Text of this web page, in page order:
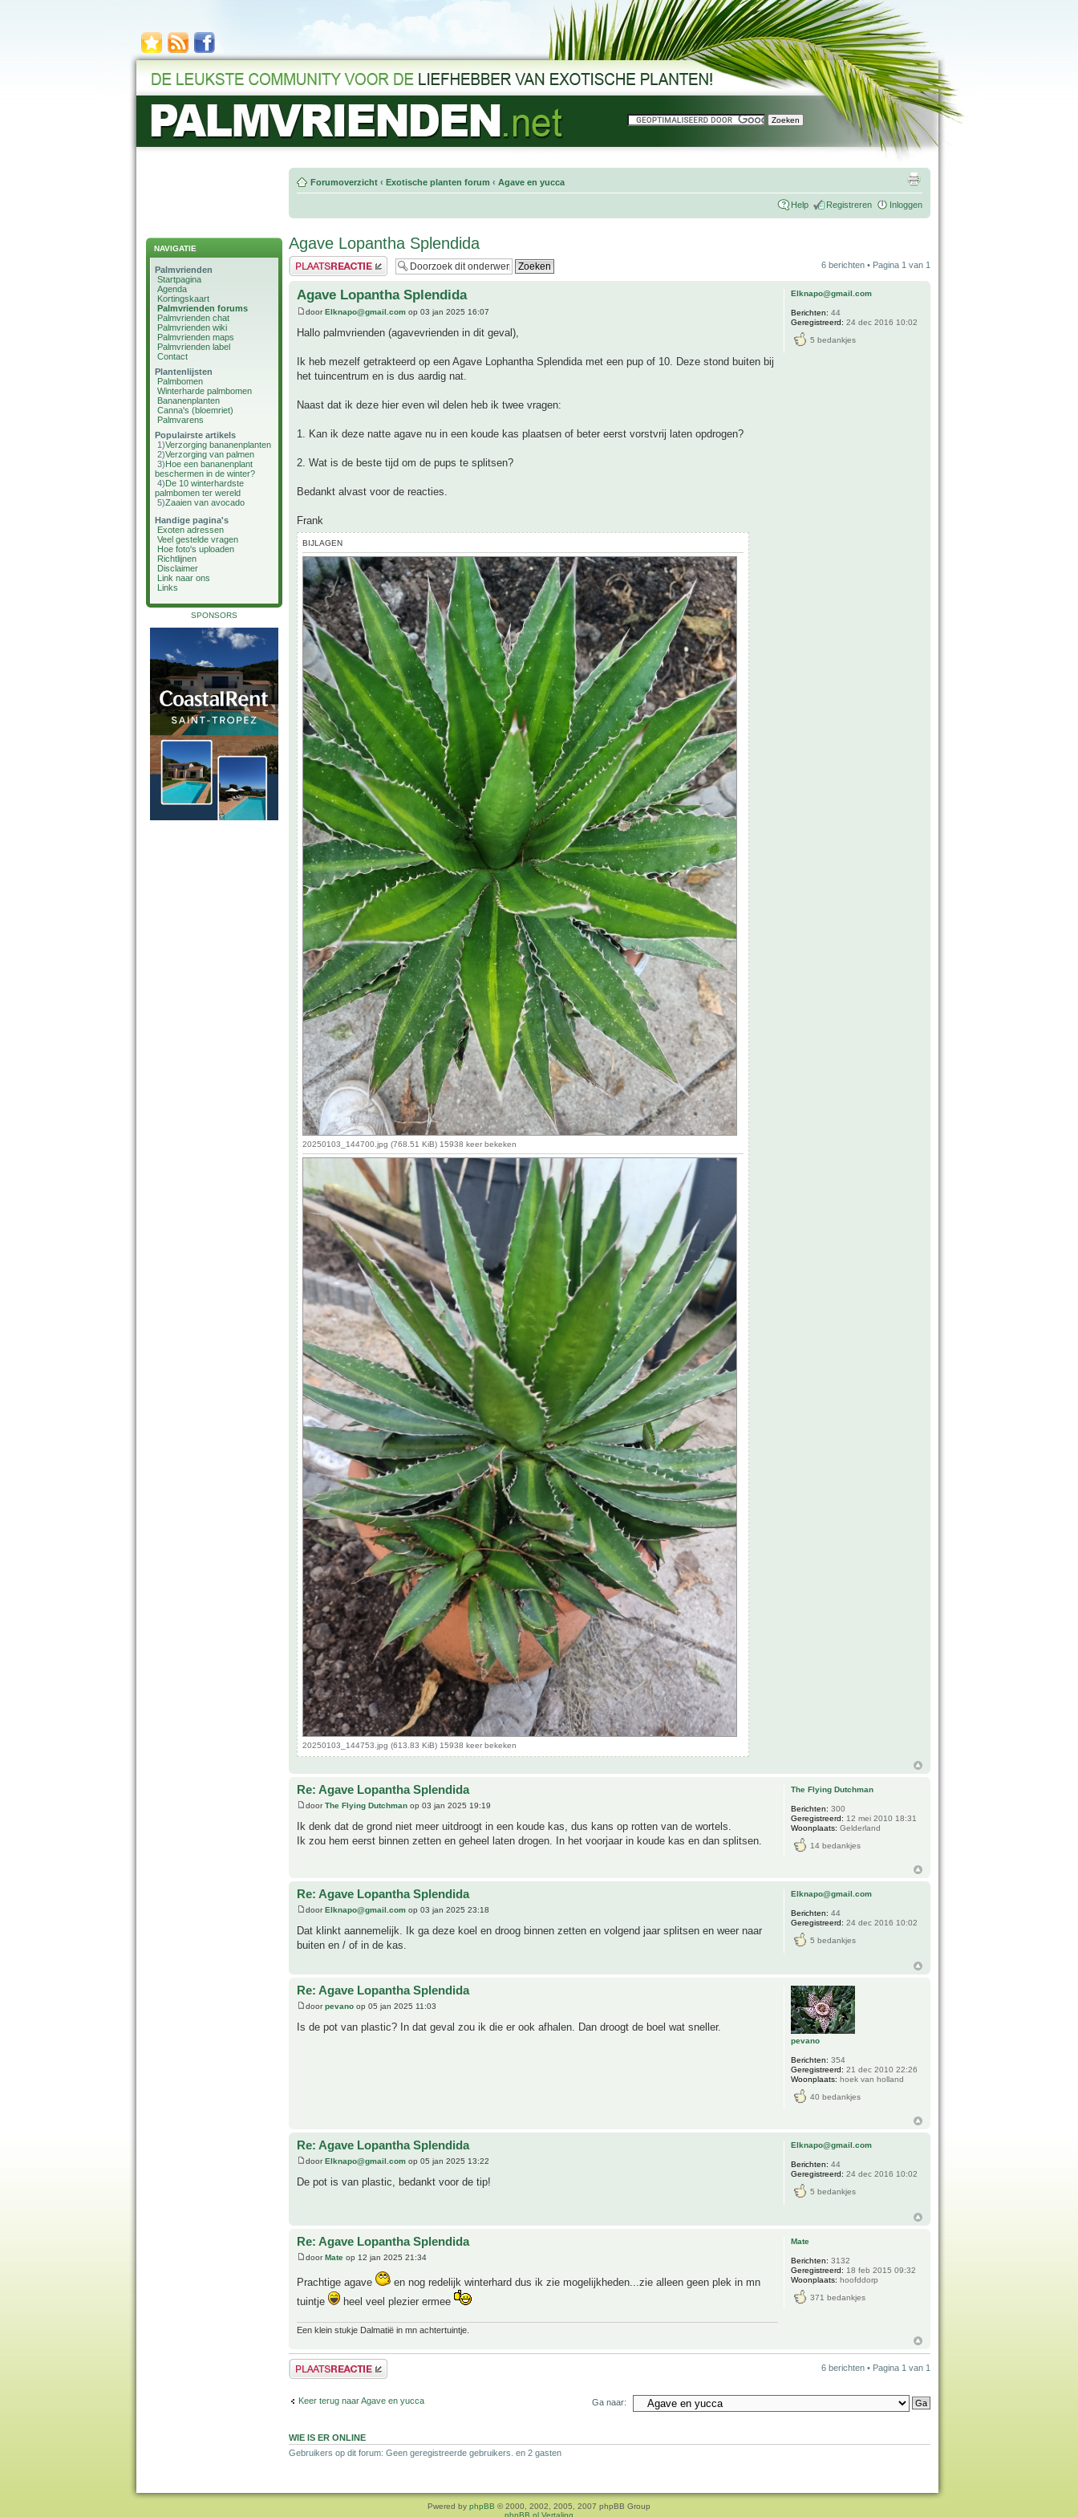
NAVIGATIE
Palmvrienden
Startpagina
Agenda
Kortingskaart
Palmvrienden forums
Palmvrienden chat
Palmvrienden wiki
Palmvrienden maps
Palmvrienden label
Contact
Plantenlijsten
Palmbomen
Winterharde palmbomen
Bananenplanten
Canna's (bloemriet)
Palmvarens
Populairste artikels
1)Verzorging bananenplanten
2)Verzorging van palmen
3)Hoe een bananenplant
beschermen in de winter?
4)De 10 winterhardste
palmbomen ter wereld
5)Zaaien van avocado
Handige pagina's
Exoten adressen
Veel gestelde vragen
Hoe foto's uploaden
Richtlijnen
Disclaimer
Link naar ons
Links
SPONSORS
Forumoverzicht ‹ Exotische planten forum ‹ Agave en yucca
Help Registreren Inloggen
Agave Lopantha Splendida
Plaats een reactie 6 berichten • Pagina 1 van 1
Agave Lopantha Splendida
doorElknapo@gmail.com op 03 jan 2025 16:07
Hallo palmvrienden (agavevrienden in dit geval),
Ik heb mezelf getrakteerd op een Agave Lophantha Splendida met een pup of 10. Deze stond buiten bij
het tuincentrum en is dus aardig nat.
Naast dat ik deze hier even wil delen heb ik twee vragen:
1. Kan ik deze natte agave nu in een koude kas plaatsen of beter eerst vorstvrij laten opdrogen?
2. Wat is de beste tijd om de pups te splitsen?
Bedankt alvast voor de reacties.
Frank
BIJLAGEN
20250103_144700.jpg (768.51 KiB) 15938 keer bekeken
20250103_144753.jpg (613.83 KiB) 15938 keer bekeken
Elknapo@gmail.com
Berichten: 44
Geregistreerd: 24 dec 2016 10:02
5 bedankjes
Re: Agave Lopantha Splendida
doorThe Flying Dutchman op 03 jan 2025 19:19
Ik denk dat de grond niet meer uitdroogt in een koude kas, dus kans op rotten van de wortels.
Ik zou hem eerst binnen zetten en geheel laten drogen. In het voorjaar in koude kas en dan splitsen.
The Flying Dutchman
Berichten: 300
Geregistreerd: 12 mei 2010 18:31
Woonplaats: Gelderland
14 bedankjes
Re: Agave Lopantha Splendida
doorElknapo@gmail.com op 03 jan 2025 23:18
Dat klinkt aannemelijk. Ik ga deze koel en droog binnen zetten en volgend jaar splitsen en weer naar
buiten en / of in de kas.
Elknapo@gmail.com
Berichten: 44
Geregistreerd: 24 dec 2016 10:02
5 bedankjes
Re: Agave Lopantha Splendida
doorpevano op 05 jan 2025 11:03
Is de pot van plastic? In dat geval zou ik die er ook afhalen. Dan droogt de boel wat sneller.
pevano
Berichten: 354
Geregistreerd: 21 dec 2010 22:26
Woonplaats: hoek van holland
40 bedankjes
Re: Agave Lopantha Splendida
doorElknapo@gmail.com op 05 jan 2025 13:22
De pot is van plastic, bedankt voor de tip!
Elknapo@gmail.com
Berichten: 44
Geregistreerd: 24 dec 2016 10:02
5 bedankjes
Re: Agave Lopantha Splendida
doorMate op 12 jan 2025 21:34
Prachtige agave
en nog redelijk winterhard dus ik zie mogelijkheden...zie alleen geen plek in mn
tuintje
heel veel plezier ermee
Een klein stukje Dalmatië in mn achtertuintje.
Mate
Berichten: 3132
Geregistreerd: 18 feb 2015 09:32
Woonplaats: hoofddorp
371 bedankjes
Plaats een reactie 6 berichten • Pagina 1 van 1
Keer terug naar Agave en yucca Ga naar:
WIE IS ER ONLINE
Gebruikers op dit forum: Geen geregistreerde gebruikers. en 2 gasten
Pwered by phpBB © 2000, 2002, 2005, 2007 phpBB Group
phpBB.nl Vertaling